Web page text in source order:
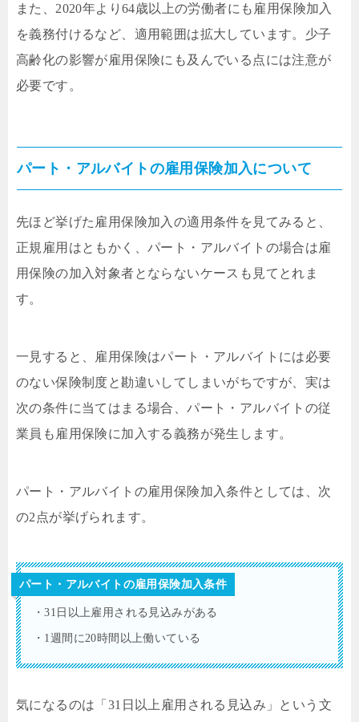
また、2020年より64歳以上の労働者にも雇用保険加入
を義務付けるなど、適用範囲は拡大しています。少子
高齢化の影響が雇用保険にも及んでいる点には注意が
必要です。
パート・アルバイトの雇用保険加入について
先ほど挙げた雇用保険加入の適用条件を見てみると、
正規雇用はともかく、パート・アルバイトの場合は雇
用保険の加入対象者とならないケースも見てとれま
す。
一見すると、雇用保険はパート・アルバイトには必要
のない保険制度と勘違いしてしまいがちですが、実は
次の条件に当てはまる場合、パート・アルバイトの従
業員も雇用保険に加入する義務が発生します。
パート・アルバイトの雇用保険加入条件としては、次
の2点が挙げられます。
パート・アルバイトの雇用保険加入条件
・31日以上雇用される見込みがある
・1週間に20時間以上働いている
気になるのは「31日以上雇用される見込み」という文